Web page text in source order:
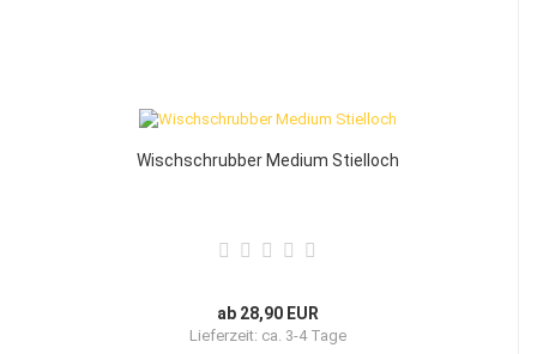
Wischschrubber Medium Stielloch
ab 28,90 EUR
Lieferzeit: ca. 3-4 Tage